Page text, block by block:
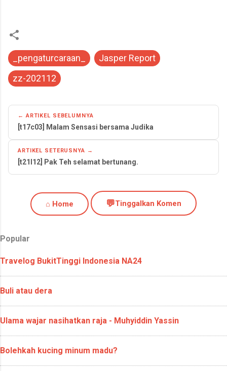
_pengaturcaraan_
Jasper Report
zz-202112
← ARTIKEL SEBELUMNYA
[t17c03] Malam Sensasi bersama Judika
ARTIKEL SETERUSNYA →
[t21l12] Pak Teh selamat bertunang.
⌂ Home 💬Tinggalkan Komen
Popular
Travelog BukitTinggi Indonesia NA24
Buli atau dera
Ulama wajar nasihatkan raja - Muhyiddin Yassin
Bolehkah kucing minum madu?